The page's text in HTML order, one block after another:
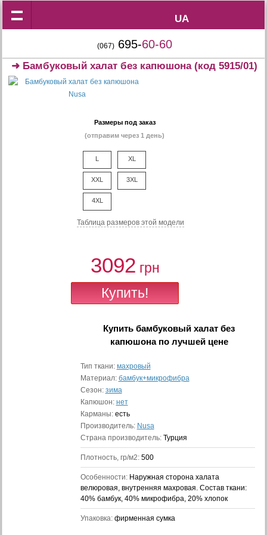
UA
UA
(067) 695-60-60
➜ Бамбуковый халат без капюшона(код 5915/01)
Размеры под заказ
(отправим через 1 день)
L XL
XXL 3XL
4XL
Таблица размеров этой модели
3092 грн
Купитьбамбуковый халат без
капюшонапо лучшей цене
Тип ткани: махровый
Материал: бамбук+микрофибра
Сезон: зима
Капюшон: нет
Карманы: есть
Производитель: Nusa
Страна производитель: Турция
Плотность, гр/м2: 500
Особенности: Наружная сторона халата
велюровая, внутренняя махровая. Состав ткани:
40% бамбук, 40% микрофибра, 20% хлопок
Упаковка: фирменная сумка